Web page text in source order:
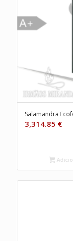
Salamandra
3,314.85 €